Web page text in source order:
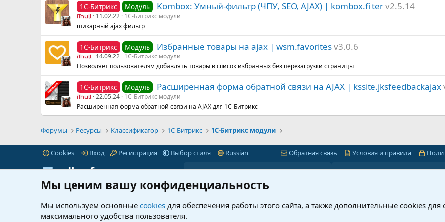
1С-Битрикс Модуль Kombox: Умный-фильтр (ЧПУ, SEO, AJAX) | kombox.filterv2.5.14
iTnull 11.02.22 1С-Битрикс модули
шикарный ajax фильтр
1С-Битрикс Модуль Избранные товары на ajax | wsm.favoritesv3.0.6
iTnull 14.09.22 1С-Битрикс модули
Позволяет пользователям добавлять товары в список избранных без перезагрузки страницы
1С-Битрикс Модуль Расширенная форма обратной связи на AJAX | kssite.jksfeedbackajax
iTnull 22.05.24 1С-Битрикс модули
Расширенная форма обратной связи на AJAX для 1С-Битрикс
Форумы Ресурсы Классификатор 1С-Битрикс 1С-Битрикс модули
Cookies Вход Регистрация Выбор стиля Russian Обратная связь Условия и правила
iTnull.info - это популярный форум для веб-
мастеров любого уровня. Читать далее...
© 2021-2026 iTnull.info |XenForo® © 2026 XenForo Ltd.
Маркет
Интернет-магазин + CRM
Мы ценим вашу конфиденциальность
Мы используем основные cookies для обеспечения работы этого сайта, а также дополнительные cookies для
максимального удобства пользователя.